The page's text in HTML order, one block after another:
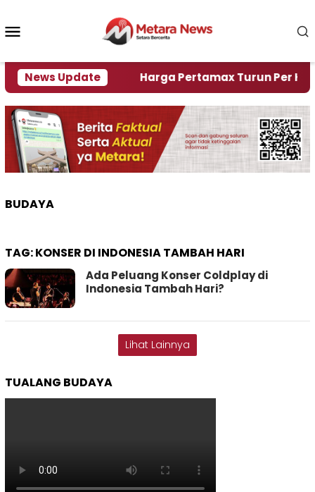
konten
News Update
Krisi Air Harga Pertamax Turun Per Hari Ini,
BUDAYA
TAG:KONSER DI INDONESIA TAMBAH HARI
Ada Peluang Konser Coldplay di
Indonesia Tambah Hari?
Lihat Lainnya
TUALANG BUDAYA